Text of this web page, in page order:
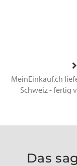
MeinEinkauf.ch
Schweiz - fertig
Das